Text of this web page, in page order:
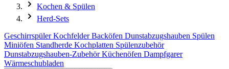
Kochen & Spülen
Herd-Sets
GeschirrspülerKochfelderBacköfen Dunstabzugshauben Spülen
Miniöfen Standherde Kochplatten Spülenzubehör
Dunstabzugshauben-ZubehörKüchenöfen Dampfgarer
Wärmeschubladen